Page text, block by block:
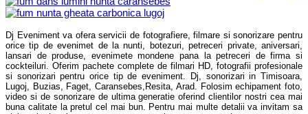
Dj Eveniment va ofera servicii de fotografiere, filmare si sonorizare pentru
orice tip de evenimet de la nunti, botezuri, petreceri private, aniversari,
lansari de produse, evenimete mondene pana la petreceri de firma si
cockteiluri. Oferim pachete complete de filmari HD, fotografii profesionale
si sonorizari pentru orice tip de eveniment. Dj, sonorizari in Timisoara,
Lugoj, Buzias, Faget, Caransebes,Resita, Arad. Folosim echipament foto,
video si de sonorizare de ultima generatie oferind clientilor nostri cea mai
buna calitate la pretul cel mai bun. Pentru mai multe detalii va invitam sa